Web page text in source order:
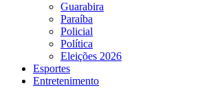
Guarabira
Paraíba
Policial
Política
Eleições 2026
Esportes
Entretenimento